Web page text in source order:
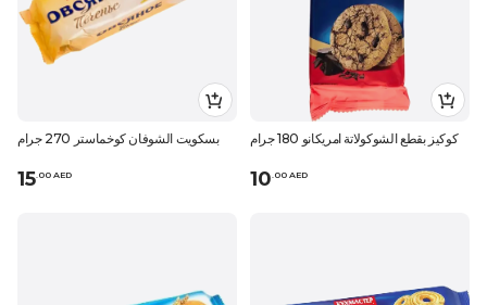
بسكويت الشوفان كوخماستر 270 جرام
15 00 AED
كوكيز بقطع الشوكولاتة امريكانو 180 جرام
10 00 AED